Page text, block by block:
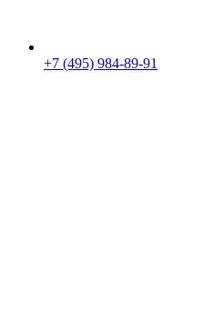
+7 (495) 984-89-91